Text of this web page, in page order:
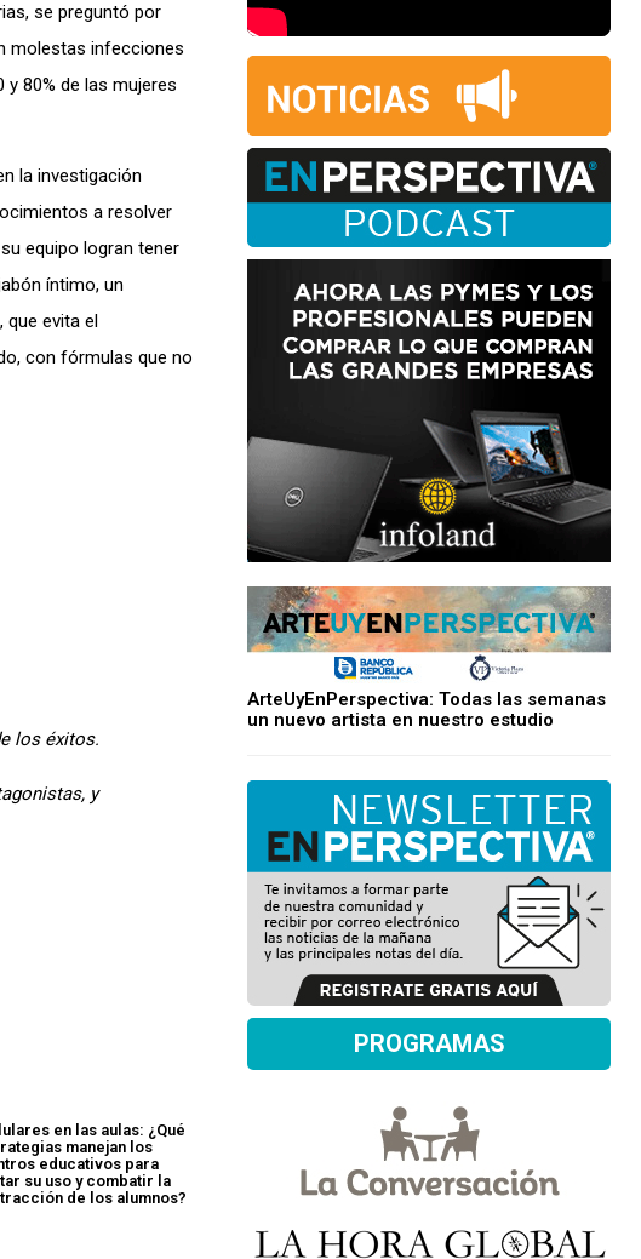
se preguntó por
molestas infecciones
80% de las mujeres
la investigación
a resolver
equipo logran tener
íntimo, un
, que evita el
con fórmulas que no
los éxitos.
y
en las aulas: ¿Qué
manejan los
educativos para
su uso y combatir la
de los alumnos?
ArteUyEnPerspectiva: Todas las semanas
un nuevo artista en nuestro estudio
PROGRAMAS